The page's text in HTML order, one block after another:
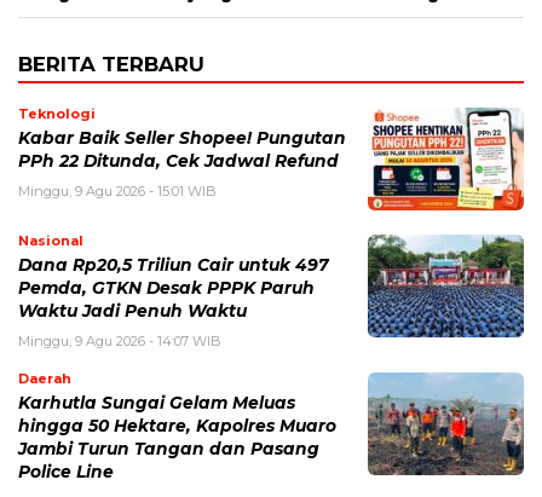
BERITA TERBARU
Teknologi
Kabar Baik Seller Shopee! Pungutan
PPh 22 Ditunda, Cek Jadwal Refund
Minggu, 9 Agu 2026 - 15:01 WIB
Nasional
Dana Rp20,5 Triliun Cair untuk 497
Pemda, GTKN Desak PPPK Paruh
Waktu Jadi Penuh Waktu
Minggu, 9 Agu 2026 - 14:07 WIB
Daerah
Karhutla Sungai Gelam Meluas
hingga 50 Hektare, Kapolres Muaro
Jambi Turun Tangan dan Pasang
Police Line